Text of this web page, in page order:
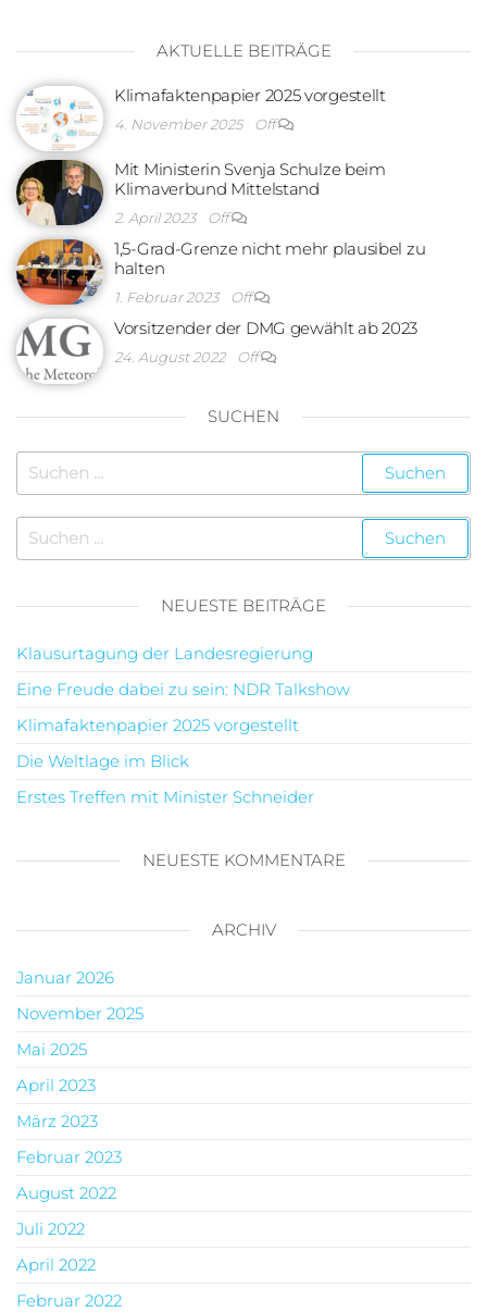
AKTUELLE BEITRÄGE
Klimafaktenpapier 2025 vorgestellt
4. November 2025 Off
Mit Ministerin Svenja Schulze beim
Klimaverbund Mittelstand
2. April 2023 Off
1,5-Grad-Grenze nicht mehr plausibel zu
halten
1. Februar 2023 Off
Vorsitzender der DMG gewählt ab 2023
24. August 2022 Off
SUCHEN
NEUESTE BEITRÄGE
Klausurtagung der Landesregierung
Eine Freude dabei zu sein: NDR Talkshow
Klimafaktenpapier 2025 vorgestellt
Die Weltlage im Blick
Erstes Treffen mit Minister Schneider
NEUESTE KOMMENTARE
ARCHIV
Januar 2026
November 2025
Mai 2025
April 2023
März 2023
Februar 2023
August 2022
Juli 2022
April 2022
Februar 2022